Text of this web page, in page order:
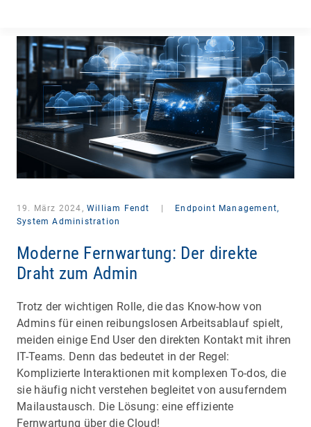
19. März 2024, William Fendt
Endpoint Management,
System Administration
Moderne Fernwartung: Der direkte
Draht zum Admin
Trotz der wichtigen Rolle, die das Know-how von
Admins für einen reibungslosen Arbeitsablauf spielt,
meiden einige End User den direkten Kontakt mit ihren
IT-Teams. Denn das bedeutet in der Regel:
Komplizierte Interaktionen mit komplexen To-dos, die
sie häufig nicht verstehen begleitet von ausuferndem
Mailaustausch. Die Lösung: eine effiziente
Fernwartung über die Cloud!